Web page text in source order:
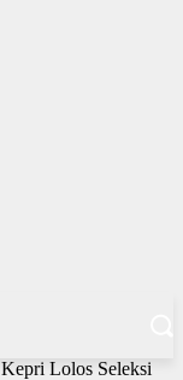
Lolos Seleksi